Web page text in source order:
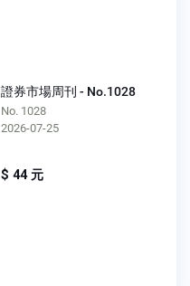
證券市場周刊 - No.1028
No. 1028
2026-07-25
$ 44 元